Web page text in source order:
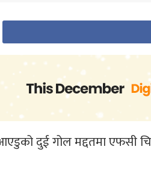
दुई गोल मद्दतमा एफसी